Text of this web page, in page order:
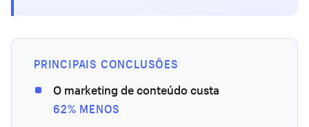
PRINCIPAIS CONCLUSÕES
O marketing de conteúdo custa
62% MENOS